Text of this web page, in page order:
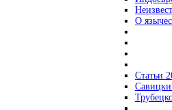
О
Статьи